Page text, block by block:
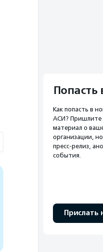
Попасть
Как попасть в
АСИ? Пришлите
материал о
организации,
пресс-релиз,
события.
Прислать